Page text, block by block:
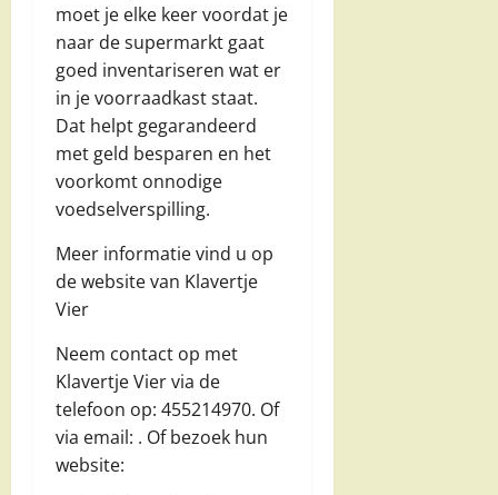
moet je elke keer voordat je
naar de supermarkt gaat
goed inventariseren wat er
in je voorraadkast staat.
Dat helpt gegarandeerd
met geld besparen en het
voorkomt onnodige
voedselverspilling.
Meer informatie vind u op
de website van Klavertje
Vier
Neem contact op met
Klavertje Vier via de
telefoon op: 455214970. Of
via email: . Of bezoek hun
website: